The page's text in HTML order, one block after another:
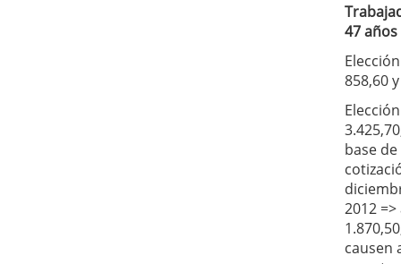
47 años
858,60
base de
2012 =>
causen